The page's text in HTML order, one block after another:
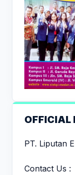
OFFICIAL
PT. Liputan
Contact Us :